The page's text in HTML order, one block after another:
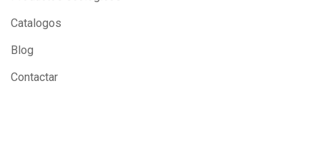
Catalogos
Blog
Contactar